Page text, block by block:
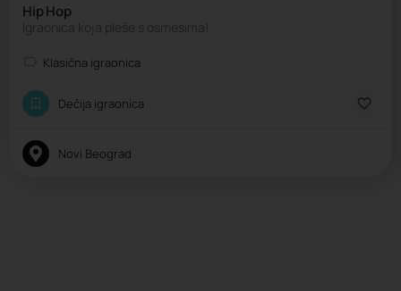
Hip Hop
Igraonica koja pleše s osmesima!
Klasična igraonica
Dečija igraonica
Novi Beograd